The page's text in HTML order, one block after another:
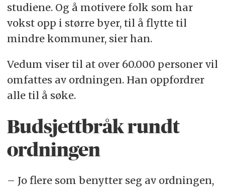
studiene. Og å motivere folk som har
vokst opp i større byer, til å flytte til
mindre kommuner, sier han.
Vedum viser til at over 60.000 personer vil
omfattes av ordningen. Han oppfordrer
alle til å søke.
Budsjettbråk rundt
ordningen
– Jo flere som benytter seg av ordningen,